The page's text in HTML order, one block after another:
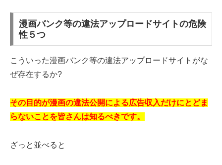
漫画バンク等の違法アップロードサイトの危険
性５つ
こういった漫画バンク等の違法アップロードサイトがな
ぜ存在するか?
その目的が漫画の違法公開による広告収入だけにとどま
らないことを皆さんは知るべきです。
ざっと並べると